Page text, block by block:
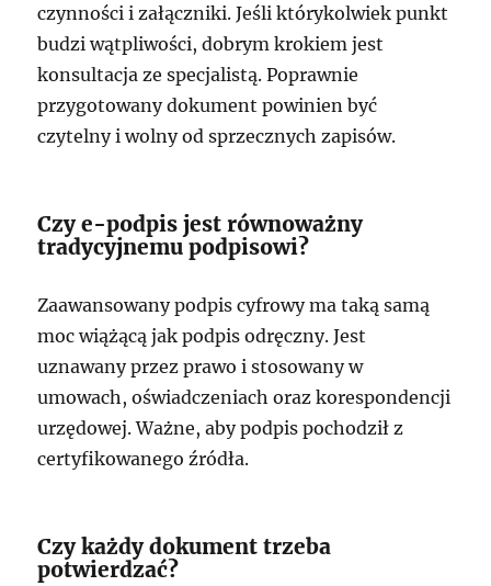
czynności i załączniki. Jeśli którykolwiek punkt
budzi wątpliwości, dobrym krokiem jest
konsultacja ze specjalistą. Poprawnie
przygotowany dokument powinien być
czytelny i wolny od sprzecznych zapisów.
Czy e-podpis jest równoważny
tradycyjnemu podpisowi?
Zaawansowany podpis cyfrowy ma taką samą
moc wiążącą jak podpis odręczny. Jest
uznawany przez prawo i stosowany w
umowach, oświadczeniach oraz korespondencji
urzędowej. Ważne, aby podpis pochodził z
certyfikowanego źródła.
Czy każdy dokument trzeba
potwierdzać?